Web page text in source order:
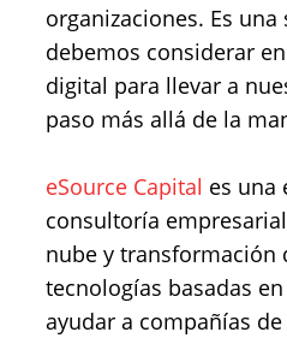
organizaciones. Es
debemos considerar
digital para llevar a
paso más allá de la
eSource Capital es una
consultoría
nube y transformación
tecnologías basadas
ayudar a compañías